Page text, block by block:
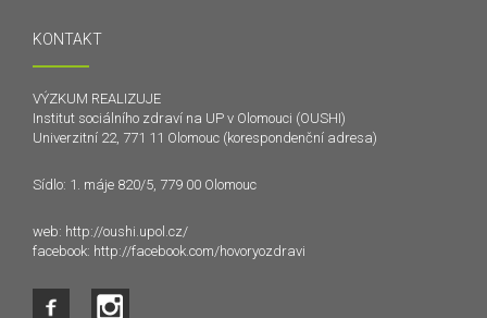
KONTAKT
VÝZKUM REALIZUJE
Institut sociálního zdraví na UP v Olomouci (OUSHI)
Univerzitní 22, 771 11 Olomouc (korespondenční adresa)
Sídlo: 1. máje 820/5, 779 00 Olomouc
web: http://oushi.upol.cz/
facebook: http://facebook.com/hovoryozdravi